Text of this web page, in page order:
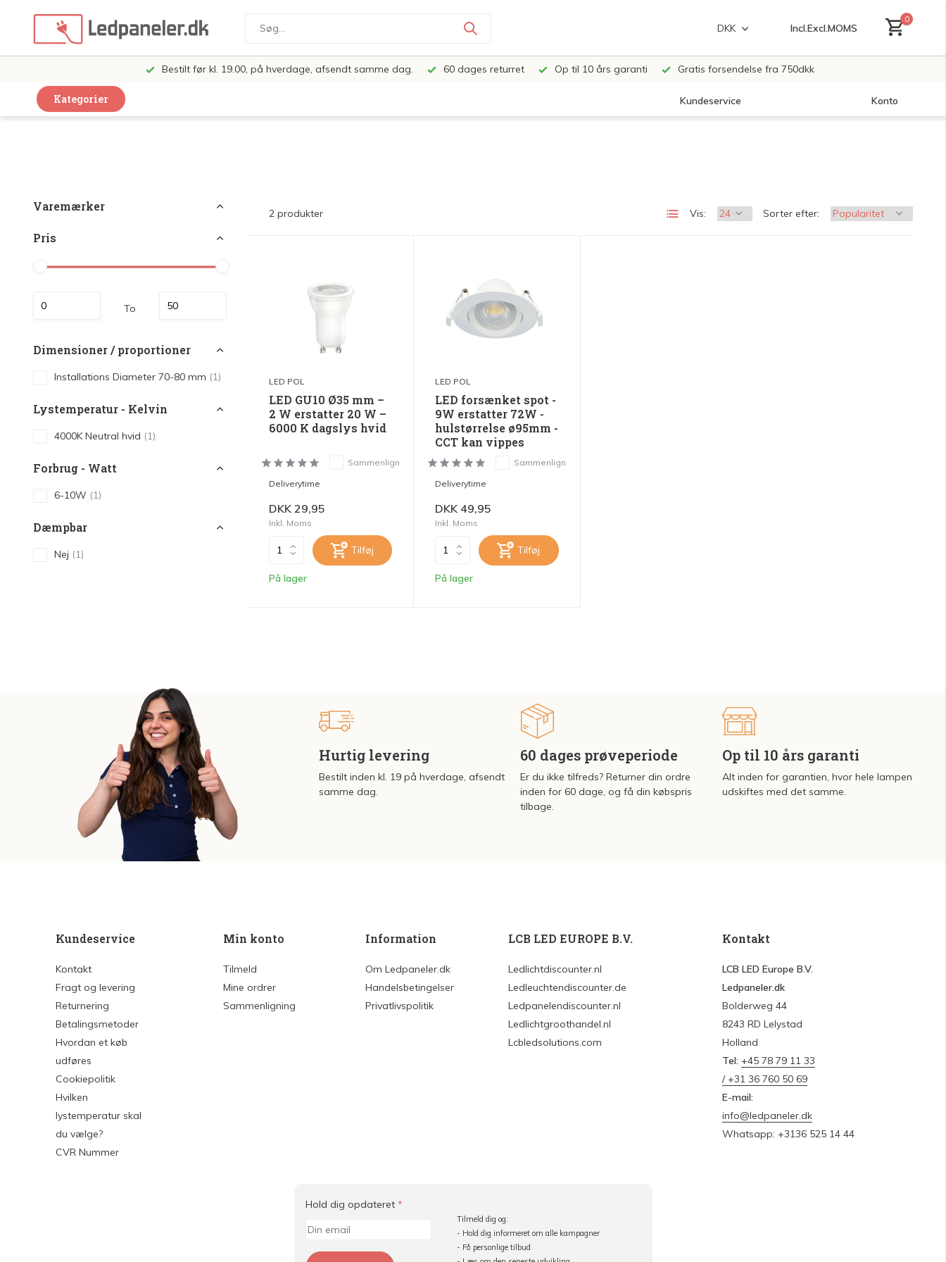
DKK Incl.Excl.MOMS
0
Bestilt før kl. 19.00, på hverdage, afsendt samme dag. 60 dages returret Op til 10 års garanti Gratis forsendelse fra 750dkk
Kategorier Kundeservice Konto
Opret en konto
LED Armatur Komplet
LED High Bay Industrilamper
LED Projektørlamper
Installationsmateriale og tilbehør
Udsalgs produkter
Varemærker
Pris
To
Dimensioner / proportioner
Installations Diameter 70-80 mm (1)
Lystemperatur - Kelvin
4000K Neutral hvid (1)
Forbrug - Watt
6-10W (1)
Dæmpbar
Nej (1)
2 produkter Vis: Sorter efter:
LED POL
LED GU10 Ø35 mm –
2 W erstatter 20 W –
6000 K dagslys hvid
Sammenlign
Deliverytime
DKK 29,95
Inkl. Moms
Tilføj
På lager
LED POL
LED forsænket spot -
9W erstatter 72W -
hulstørrelse ø95mm -
CCT kan vippes
Sammenlign
Deliverytime
DKK 49,95
Inkl. Moms
Tilføj
På lager
Hurtig levering
Bestilt inden kl. 19 på hverdage, afsendt
samme dag.
60 dages prøveperiode
Er du ikke tilfreds? Returner din ordre
inden for 60 dage, og få din købspris
tilbage.
Op til 10 års garanti
Alt inden for garantien, hvor hele lampen
udskiftes med det samme.
Kundeservice
Kontakt
Fragt og levering
Returnering
Betalingsmetoder
Hvordan et køb
udføres
Cookiepolitik
Hvilken
lystemperatur skal
du vælge?
CVR Nummer
Min konto
Tilmeld
Mine ordrer
Sammenligning
Information
Om Ledpaneler.dk
Handelsbetingelser
Privatlivspolitik
LCB LED EUROPE B.V.
Ledlichtdiscounter.nl
Ledleuchtendiscounter.de
Ledpanelendiscounter.nl
Ledlichtgroothandel.nl
Lcbledsolutions.com
Kontakt
LCB LED Europe B.V.
Ledpaneler.dk
Bolderweg 44
8243 RD Lelystad
Holland
Tel: +45 78 79 11 33
/ +31 36 760 50 69
E-mail:
info@ledpaneler.dk
Whatsapp: +3136 525 14 44
Hold dig opdateret *
Tilmeld dig og:
- Hold dig informeret om alle kampagner
- Få personlige tilbud